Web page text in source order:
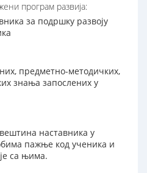
програм развија:
за подршку развоју
предметно-методичких,
знања запослених у
наставника у
пажње код ученика и
са њима.